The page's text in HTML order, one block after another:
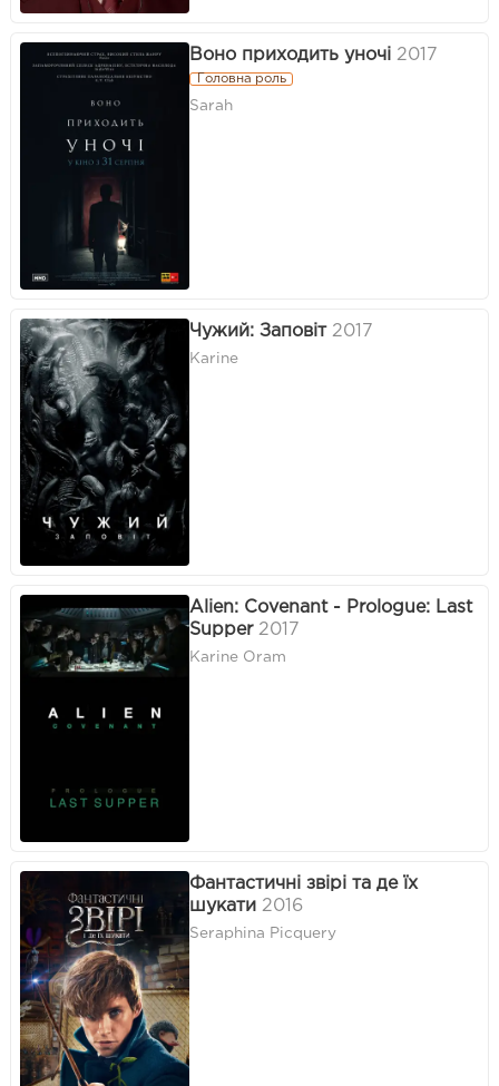
Воно приходить уночі 2017
Головна роль
Sarah
Чужий: Заповіт 2017
Karine
Alien: Covenant - Prologue: Last
Supper 2017
Karine Oram
Фантастичні звірі та де їх
шукати 2016
Seraphina Picquery